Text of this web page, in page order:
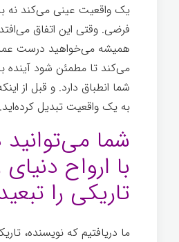
یک واقعیت عینی می‌کند نه
فرضی. وقتی این اتفاق
همیشه می‌خواهید درست عمل
می‌کند تا مطمئن شود آینده
شما انطباق دارد. و قبل از
به یک واقعیت تبدیل کرده‌اید.
شما می‌توانید
با ارواح
تاریکی را
ما دریافتیم که نویسنده،